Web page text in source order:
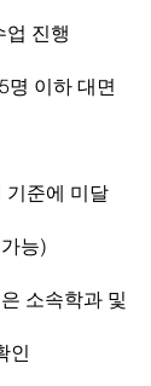
업 진행
능)
인